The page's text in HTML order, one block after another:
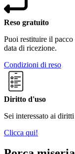
Reso gratuito
Puoi restituire il pacco
data di ricezione.
Condizioni di reso
Diritto d'uso
Sei interessato ai
Clicca qui!